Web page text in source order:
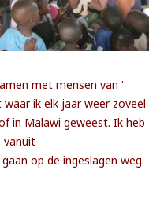
met mensen van ‘
waar ik elk jaar weer zoveel
in Malawi geweest. Ik heb
vanuit
op de ingeslagen weg.